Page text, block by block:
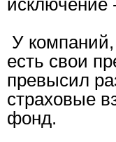
исключение
У
есть свои
превысил
страховые
фонд.